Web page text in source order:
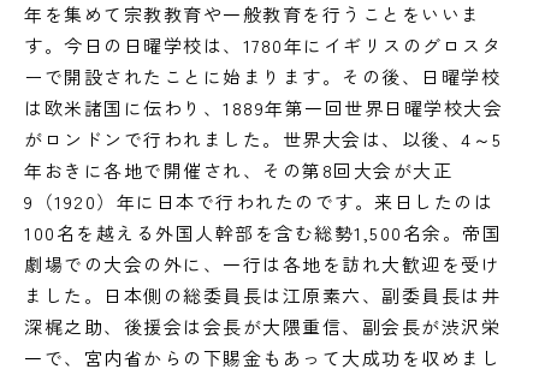
年を集めて宗教教育や一般教育を行うことをいいま
す。今日の日曜学校は、1780年にイギリスのグロスタ
ーで開設されたことに始まります。その後、日曜学校
は欧米諸国に伝わり、1889年第一回世界日曜学校大会
がロンドンで行われました。世界大会は、以後、4～5
年おきに各地で開催され、その第8回大会が大正
9（1920）年に日本で行われたのです。来日したのは
100名を越える外国人幹部を含む総勢1,500名余。帝国
劇場での大会の外に、一行は各地を訪れ大歓迎を受け
ました。日本側の総委員長は江原素六、副委員長は井
深梶之助、後援会は会長が大隈重信、副会長が渋沢栄
一で、宮内省からの下賜金もあって大成功を収めまし